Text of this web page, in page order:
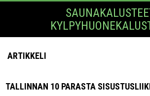
ARTIKKELI
TALLINNAN 10 PARASTA